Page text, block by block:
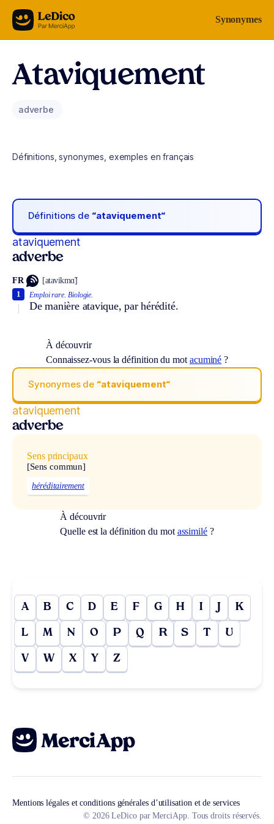
Aller au contenu Synonymes
Ataviquement
adverbe
Définitions, synonymes, exemples en français
Définitions de “ataviquement“
ataviquement
adverbe
FR [atavikmɑ̃]
Emploi rare. Biologie.
De manière atavique, par hérédité.
1
À découvrir
Connaissez-vous la définition du mot acuminé ?
Synonymes de “ataviquement“
ataviquement
adverbe
Sens principaux
[Sens commun]
héréditairement
À découvrir
Quelle est la définition du mot assimilé?
A B C D E F G H I J K
L M N O P Q R S T U
V W X Y Z
Mentions légales et conditions générales d’utilisation et de services
© 2026 LeDico par MerciApp. Tous droits réservés.